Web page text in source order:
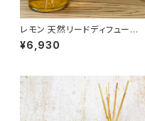
レモン 天然リードディフューザ
ー 328ml
¥6,930